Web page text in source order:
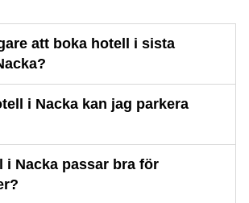
att boka hotell i sista
i Nacka kan jag parkera
i Nacka passar bra för